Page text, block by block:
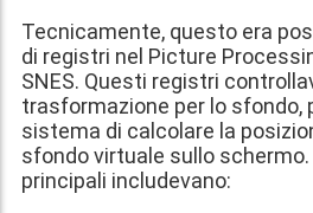
Tecnicamente, questo era
di registri nel Picture
SNES. Questi registri
trasformazione per lo sfondo,
sistema di calcolare la
sfondo virtuale sullo schermo.
principali includevano: